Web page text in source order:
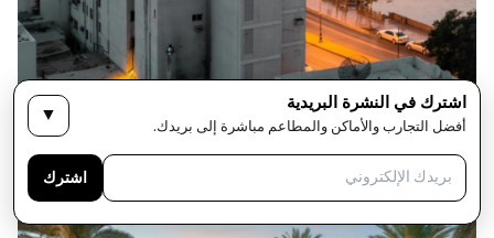
مشهد من مسقط، عُمان
اشترك في النشرة البريدية
أفضل التجارب والأماكن والمطاعم مباشرة إلى بريدك.
▼
اشترك